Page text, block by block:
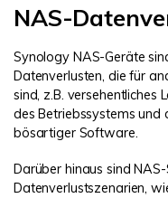
NAS-
Synology NAS-Geräte
Datenverlusten, die für
sind, z.B. versehentliches
des Betriebssystems und
bösartiger Software.
Darüber hinaus sind
Datenverlustszenarien,